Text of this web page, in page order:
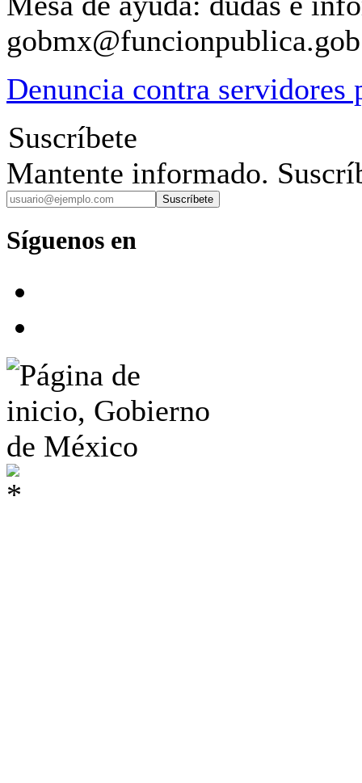
Denuncia contra servidores
Suscríbete
Mantente informado.
Suscríbete
Síguenos en